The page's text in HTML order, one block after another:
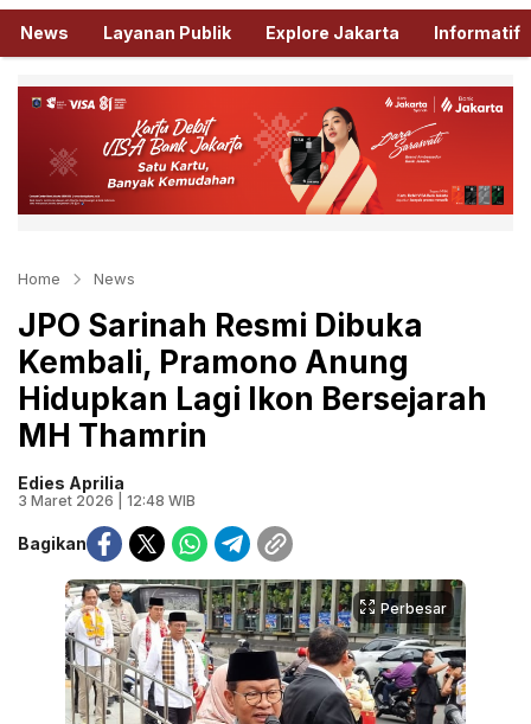
Haijakarta.id
Semua Tentang Jakarta Ada Disini!
News Layanan Publik Explore Jakarta Informatif
Home News
JPO Sarinah Resmi Dibuka
Kembali, Pramono Anung
Hidupkan Lagi Ikon Bersejarah
MH Thamrin
Edies Aprilia
3 Maret 2026 | 12:48 WIB
Bagikan
Perbesar